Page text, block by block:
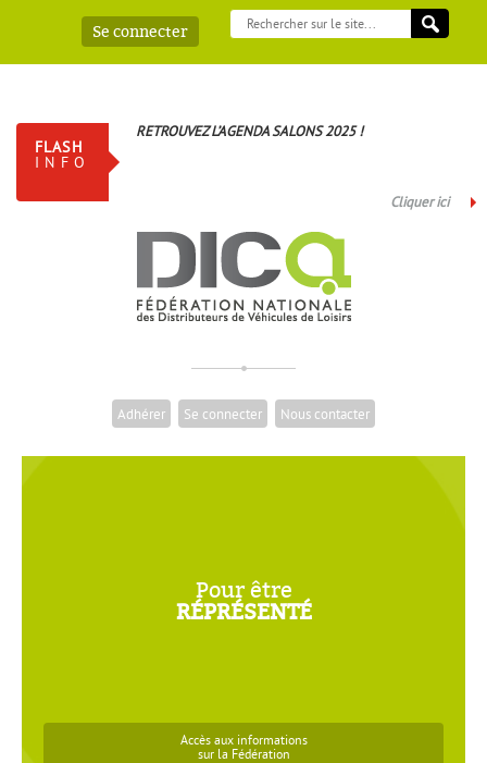
Se connecter
FLASH
INFO
RETROUVEZ L’AGENDA SALONS 2025 !
Cliquer ici
Adhérer Se connecter Nous contacter
Pour être
RÉPRÉSENTÉ
Accès aux informations
sur la Fédération
représenté
Présentation de la Dica
Fonctionnement et statuts